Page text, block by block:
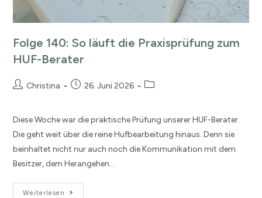
Folge 140: So läuft die Praxisprüfung zum
HUF-Berater
Christina 26. Juni 2026
Diese Woche war die praktische Prüfung unserer HUF-Berater.
Die geht weit über die reine Hufbearbeitung hinaus. Denn sie
beinhaltet nicht nur auch noch die Kommunikation mit dem
Besitzer, dem Herangehen…
Weiterlesen